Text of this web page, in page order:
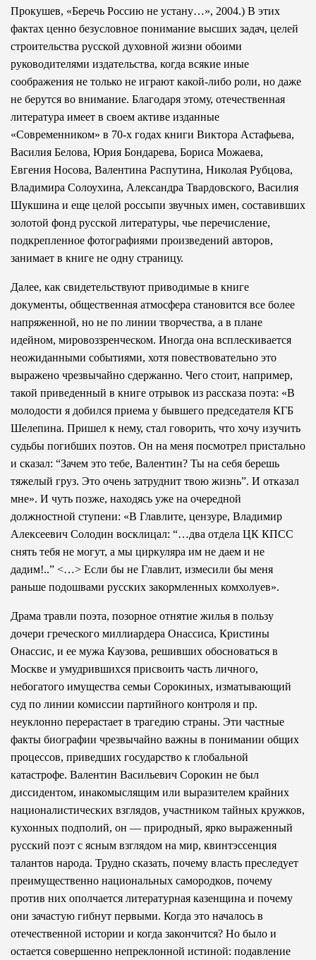
Прокушев, «Беречь Россию не устану…», 2004.) В этих
фактах ценно безусловное понимание высших задач, целей
строительства русской духовной жизни обоими
руководителями издательства, когда всякие иные
соображения не только не играют какой-либо роли, но даже
не берутся во внимание. Благодаря этому, отечественная
литература имеет в своем активе изданные
«Современником» в 70-х годах книги Виктора Астафьева,
Василия Белова, Юрия Бондарева, Бориса Можаева,
Евгения Носова, Валентина Распутина, Николая Рубцова,
Владимира Солоухина, Александра Твардовского, Василия
Шукшина и еще целой россыпи звучных имен, составивших
золотой фонд русской литературы, чье перечисление,
подкрепленное фотографиями произведений авторов,
занимает в книге не одну страницу.
Далее, как свидетельствуют приводимые в книге
документы, общественная атмосфера становится все более
напряженной, но не по линии творчества, а в плане
идейном, мировоззренческом. Иногда она всплескивается
неожиданными событиями, хотя повествовательно это
выражено чрезвычайно сдержанно. Чего стоит, например,
такой приведенный в книге отрывок из рассказа поэта: «В
молодости я добился приема у бывшего председателя КГБ
Шелепина. Пришел к нему, стал говорить, что хочу изучить
судьбы погибших поэтов. Он на меня посмотрел пристально
и сказал: “Зачем это тебе, Валентин? Ты на себя берешь
тяжелый груз. Это очень затруднит твою жизнь”. И отказал
мне». И чуть позже, находясь уже на очередной
должностной ступени: «В Главлите, цензуре, Владимир
Алексеевич Солодин восклицал: “…два отдела ЦК КПСС
снять тебя не могут, а мы циркуляра им не даем и не
дадим!..” <…> Если бы не Главлит, измесили бы меня
раньше подошвами русских закормленных комхолуев».
Драма травли поэта, позорное отнятие жилья в пользу
дочери греческого миллиардера Онассиса, Кристины
Онассис, и ее мужа Каузова, решивших обосноваться в
Москве и умудрившихся присвоить часть личного,
небогатого имущества семьи Сорокиных, изматывающий
суд по линии комиссии партийного контроля и пр.
неуклонно перерастает в трагедию страны. Эти частные
факты биографии чрезвычайно важны в понимании общих
процессов, приведших государство к глобальной
катастрофе. Валентин Васильевич Сорокин не был
диссидентом, инакомыслящим или выразителем крайних
националистических взглядов, участником тайных кружков,
кухонных подполий, он — природный, ярко выраженный
русский поэт с ясным взглядом на мир, квинтэссенция
талантов народа. Трудно сказать, почему власть преследует
преимущественно национальных самородков, почему
против них ополчается литературная казенщина и почему
они зачастую гибнут первыми. Когда это началось в
отечественной истории и когда закончится? Но было и
остается совершенно непреклонной истиной: подавление